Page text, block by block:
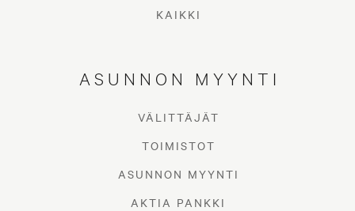
KAIKKI
ASUNNON MYYNTI
VÄLITTÄJÄT
TOIMISTOT
ASUNNON MYYNTI
AKTIA PANKKI